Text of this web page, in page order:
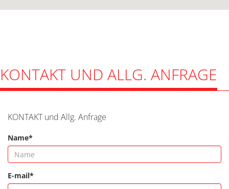
KONTAKT UND ALLG. ANFRAGE
KONTAKT und Allg. Anfrage
Name*
E-mail*